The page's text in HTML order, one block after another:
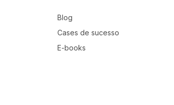
Blog
Cases de sucesso
E-books